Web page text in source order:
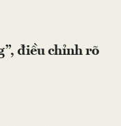
điều chỉnh rõ